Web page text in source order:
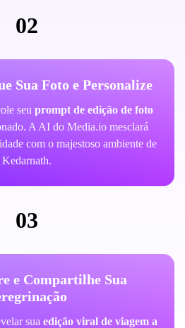
02
Sua Foto e Personalize
seu prompt de edição de foto
A AI do Media.io mesclará
com o majestoso ambiente de
Kedarnath.
03
e Compartilhe Sua
sua edição viral de viagem a